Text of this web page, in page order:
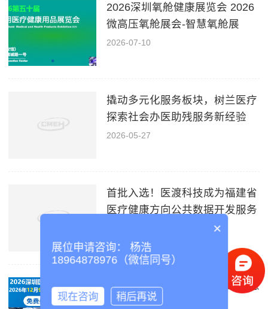
2026深圳氧舱健康展览会 2026
微高压氧舱展会-智慧氧舱展
2026-07-10
撬动多元化服务板块，树兰医疗
探索社会办医助残服务新经验
2026-05-27
首批入选！医渡科技成为福建省
医疗健康方向公共数据开发服务
2026-05-27
智慧医疗展 沪广携手共建AI智慧
医疗中心
×
展位申请咨询： 杨浩
18964878976（微信同号）
现在咨询 稍后再说